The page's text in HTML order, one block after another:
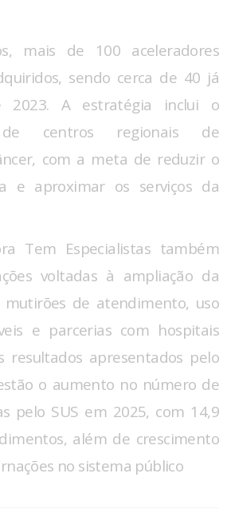
mais de 100 aceleradores
sendo cerca de 40 já
2023. A estratégia inclui o
de centros regionais de
com a meta de reduzir o
e aproximar os serviços da
Tem Especialistas também
voltadas à ampliação da
mutirões de atendimento, uso
e parcerias com hospitais
resultados apresentados pelo
o aumento no número de
pelo SUS em 2025, com 14,9
além de crescimento
no sistema público